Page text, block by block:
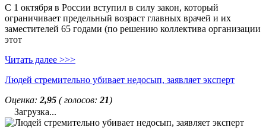
С 1 октября в России вступил в силу закон, который
ограничивает предельный возраст главных врачей и их
заместителей 65 годами (по решению коллектива организации
этот
Читать далее >>>
Людей стремительно убивает недосып, заявляет эксперт
Оценка: 2,95 ( голосов: 21)
Загрузка...